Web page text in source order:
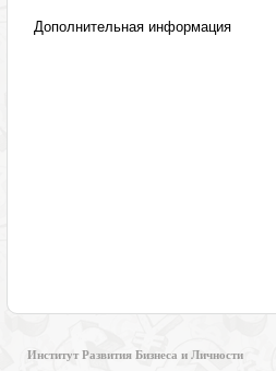
Институт Развития Бизнеса и Личности